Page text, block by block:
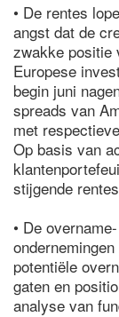
• De rentes
angst dat de
zwakke positie
Europese
begin juni
spreads van
met
Op basis van
stijgende
• De
potentiële
gaten en
analyse van